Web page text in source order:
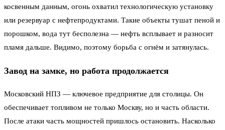
косвенным данным, огонь охватил технологическую установку
или резервуар с нефтепродуктами. Такие объекты тушат пеной и
порошком, вода тут бесполезна — нефть всплывает и разносит
пламя дальше. Видимо, поэтому борьба с огнём и затянулась.
Завод на замке, но работа продолжается
Московский НПЗ — ключевое предприятие для столицы. Он
обеспечивает топливом не только Москву, но и часть области.
После атаки часть мощностей пришлось остановить. Насколько